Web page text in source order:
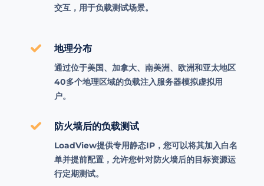
交互，用于负载测试场景。
地理分布
通过位于美国、加拿大、南美洲、欧洲和亚太地区
40多个地理区域的负载注入服务器模拟虚拟用
户。
防火墙后的负载测试
LoadView提供专用静态IP，您可以将其加入白名
单并提前配置，允许您针对防火墙后的目标资源运
行定期测试。